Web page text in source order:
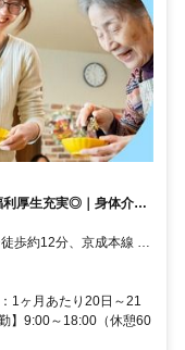
利厚生充実◎｜身体介助
歩約12分、京成本線 ユ
ユーカリが丘徒歩約14
分
1ヶ月あたり20日～21
】9:00～18:00（休憩60